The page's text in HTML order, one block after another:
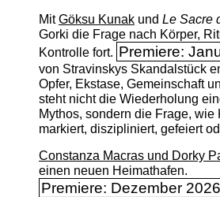
MitGöksu Kunakund Le Sacre
Gorki die Frage nach Körper,
Kontrolle fort. Premiere:
von Stravinskys Skandalstück
Opfer, Ekstase, Gemeinschaft
steht nicht die Wiederholung
Mythos, sondern die Frage, wie
markiert, diszipliniert, gefeiert
Constanza Macras und Dorky
einen neuen Heimathafen.
Premiere: Dezember 2026